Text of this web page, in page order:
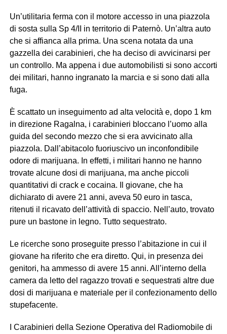
Un’utilitaria ferma con il motore accesso in una piazzola
di sosta sulla Sp 4/II in territorio di Paternò. Un’altra auto
che si affianca alla prima. Una scena notata da una
gazzella dei carabinieri, che ha deciso di avvicinarsi per
un controllo. Ma appena i due automobilisti si sono accorti
dei militari, hanno ingranato la marcia e si sono dati alla
fuga.
È scattato un inseguimento ad alta velocità e, dopo 1 km
in direzione Ragalna, i carabinieri bloccano l’uomo alla
guida del secondo mezzo che si era avvicinato alla
piazzola. Dall’abitacolo fuoriuscivo un inconfondibile
odore di marijuana. In effetti, i militari hanno ne hanno
trovate alcune dosi di marijuana, ma anche piccoli
quantitativi di crack e cocaina. Il giovane, che ha
dichiarato di avere 21 anni, aveva 50 euro in tasca,
ritenuti il ricavato dell’attività di spaccio. Nell’auto, trovato
pure un bastone in legno. Tutto sequestrato.
Le ricerche sono proseguite presso l’abitazione in cui il
giovane ha riferito che era diretto. Qui, in presenza dei
genitori, ha ammesso di avere 15 anni. All’interno della
camera da letto del ragazzo trovati e sequestrati altre due
dosi di marijuana e materiale per il confezionamento dello
stupefacente.
I Carabinieri della Sezione Operativa del Radiomobile di